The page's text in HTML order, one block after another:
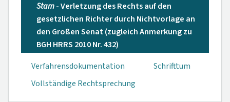
Stam- Verletzung des Rechts auf den
gesetzlichen Richter durch Nichtvorlage an
den Großen Senat (zugleich Anmerkung zu
BGH HRRS 2010 Nr. 432)
Verfahrensdokumen­tation
Schrifttum
Vollständige Rechtsprechung